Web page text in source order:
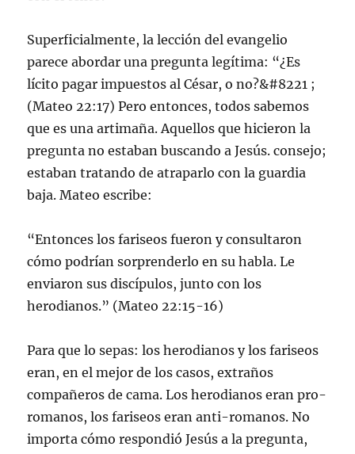
Superficialmente, la lección del evangelio
parece abordar una pregunta legítima: “¿Es
lícito pagar impuestos al César, o no?&#8221 ;
(Mateo 22:17) Pero entonces, todos sabemos
que es una artimaña. Aquellos que hicieron la
pregunta no estaban buscando a Jesús. consejo;
estaban tratando de atraparlo con la guardia
baja. Mateo escribe:
“Entonces los fariseos fueron y consultaron
cómo podrían sorprenderlo en su habla. Le
enviaron sus discípulos, junto con los
herodianos.” (Mateo 22:15-16)
Para que lo sepas: los herodianos y los fariseos
eran, en el mejor de los casos, extraños
compañeros de cama. Los herodianos eran pro-
romanos, los fariseos eran anti-romanos. No
importa cómo respondió Jesús a la pregunta,